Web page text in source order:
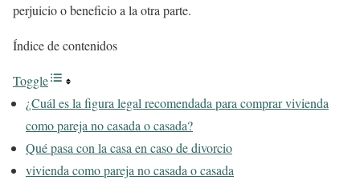
perjuicio o beneficio a la otra parte.
Índice de contenidos
Toggle
¿Cuál es la figura legal recomendada para comprar vivienda
como pareja no casada o casada?
Qué pasa con la casa en caso de divorcio
vivienda como pareja no casada o casada